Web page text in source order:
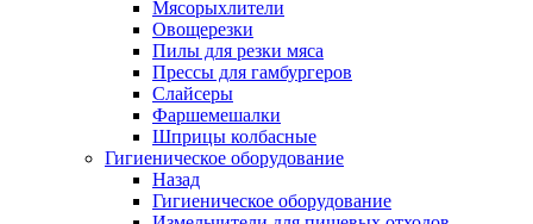
Мясорыхлители
Овощерезки
Пилы для резки мяса
Прессы для гамбургеров
Слайсеры
Фаршемешалки
Шприцы колбасные
Гигиеническое оборудование
Назад
Гигиеническое оборудование